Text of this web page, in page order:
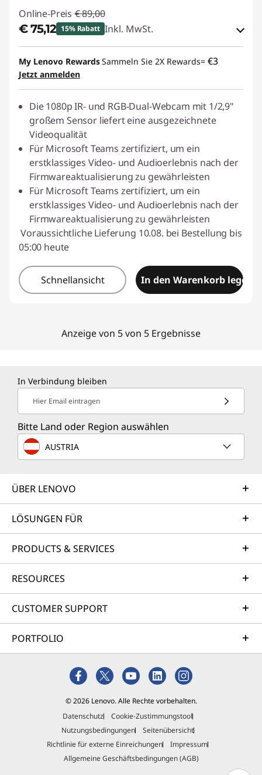
Online-Preis € 89,00
€ 75,12 15% Rabatt Inkl. MwSt.
eCoupon-Rabatt :-€ 13,88
eCoupon :THINKDEAL
My Lenovo RewardsSammeln Sie 2X Rewards= €3
Jetzt anmelden
Die 1080p IR- und RGB-Dual-Webcam mit 1/2,9"
großem Sensor liefert eine ausgezeichnete
Videoqualität
Für Microsoft Teams zertifiziert, um ein
erstklassiges Video- und Audioerlebnis nach der
Firmwareaktualisierung zu gewährleisten
Für Microsoft Teams zertifiziert, um ein
erstklassiges Video- und Audioerlebnis nach der
Firmwareaktualisierung zu gewährleisten
Voraussichtliche Lieferung 10.08. bei Bestellung bis
05:00 heute
Schnellansicht In den Warenkorb legen
Anzeige von 5 von 5 Ergebnisse
In Verbindung bleiben
Hier Email eintragen
Bitte Land oder Region auswählen
AUSTRIA
ÜBER LENOVO
LÖSUNGEN FÜR
PRODUCTS & SERVICES
RESOURCES
CUSTOMER SUPPORT
PORTFOLIO
© 2026 Lenovo. Alle Rechte vorbehalten.
Datenschutz
Cookie-Zustimmungstool
Nutzungsbedingungen
Seitenübersicht
Richtlinie für externe Einreichungen
Impressum
Allgemeine Geschäftsbedingungen (AGB)